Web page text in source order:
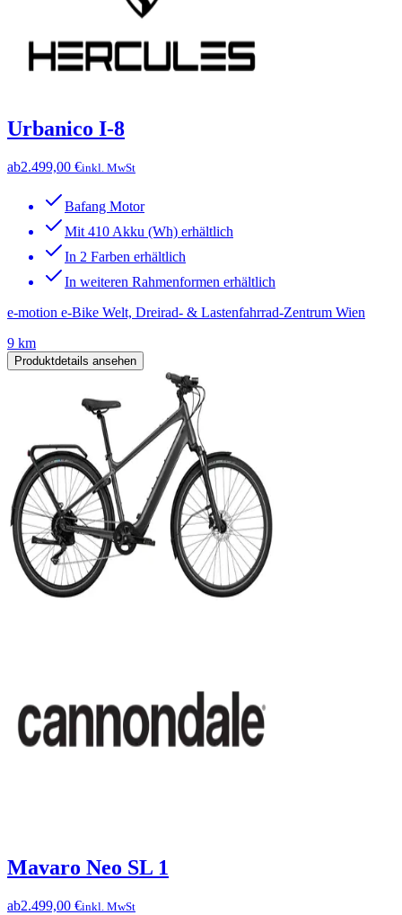
Urbanico I-8
ab2.499,00 €inkl. MwSt
Bafang Motor
Mit 410 Akku (Wh) erhältlich
In 2 Farben erhältlich
In weiteren Rahmenformen erhältlich
e-motion e-Bike Welt, Dreirad- & Lastenfahrrad-Zentrum Wien
9 km
Produktdetails ansehen
Mavaro Neo SL 1
ab2.499,00 €inkl. MwSt